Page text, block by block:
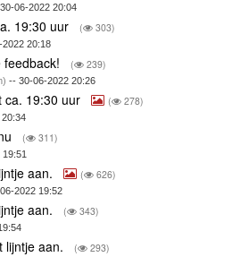
06-2022 20:04
19:30 uur ( 303)
20:18
feedback! ( 239)
-- 30-06-2022 20:26
ca. 19:30 uur ( 278)
( 311)
aan. ( 626)
2022 19:52
aan. ( 343)
lijntje aan. ( 293)